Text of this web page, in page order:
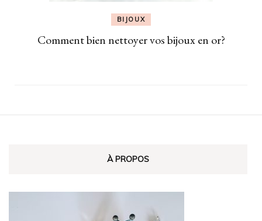
BIJOUX
Comment bien nettoyer vos bijoux en or?
À PROPOS